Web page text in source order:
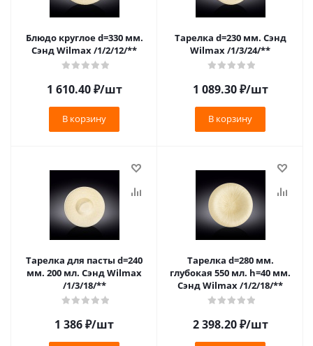
Блюдо круглое d=330 мм.
Сэнд Wilmax /1/2/12/**
1 610.40₽/шт
В корзину
Тарелка d=230 мм. Сэнд
Wilmax /1/3/24/**
1 089.30₽/шт
В корзину
Тарелка для пасты d=240
мм. 200 мл. Сэнд Wilmax
/1/3/18/**
1 386₽/шт
Тарелка d=280 мм.
глубокая 550 мл. h=40 мм.
Сэнд Wilmax /1/2/18/**
2 398.20₽/шт